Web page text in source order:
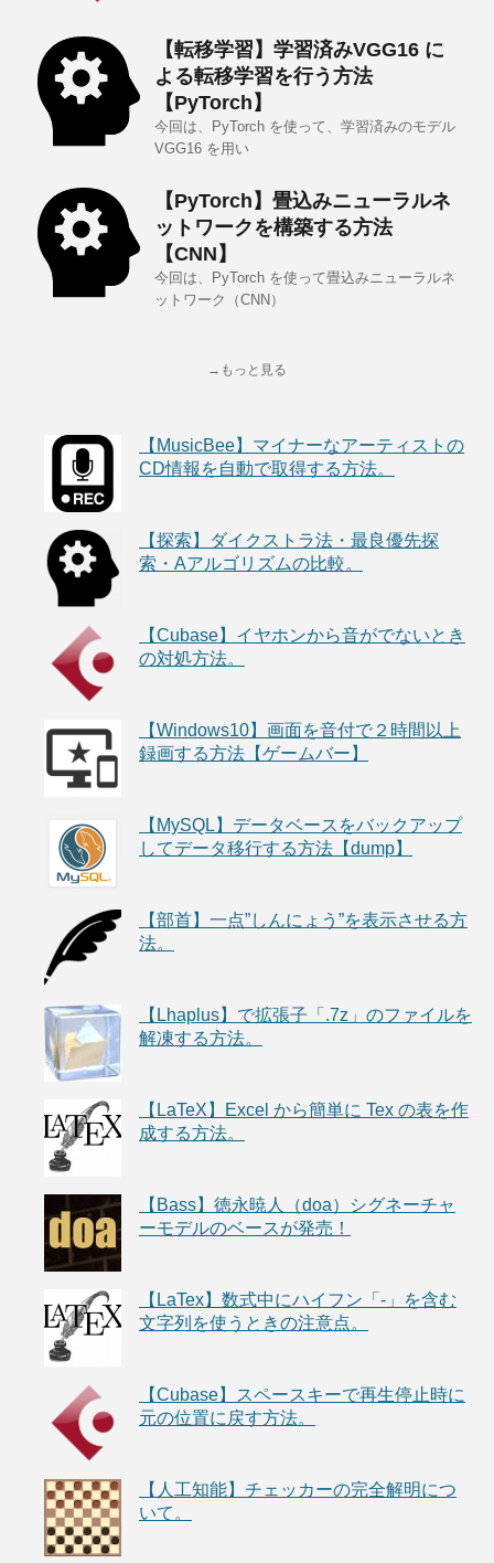
【転移学習】学習済みVGG16 に
よる転移学習を行う方法
【PyTorch】
今回は、PyTorch を使って、学習済みのモデル
VGG16 を用い
【PyTorch】畳込みニューラルネ
ットワークを構築する方法
【CNN】
今回は、PyTorch を使って畳込みニューラルネ
ットワーク（CNN）
→もっと見る
【MusicBee】マイナーなアーティストの
CD情報を自動で取得する方法。
【探索】ダイクストラ法・最良優先探
索・Aアルゴリズムの比較。
【Cubase】イヤホンから音がでないとき
の対処方法。
【Windows10】画面を音付で２時間以上
録画する方法【ゲームバー】
【MySQL】データベースをバックアップ
してデータ移行する方法【dump】
【部首】一点”しんにょう”を表示させる方
法。
【Lhaplus】で拡張子「.7z」のファイルを
解凍する方法。
【LaTeX】Excel から簡単に Tex の表を作
成する方法。
【Bass】徳永暁人（doa）シグネーチャ
ーモデルのベースが発売！
【LaTex】数式中にハイフン「-」を含む
文字列を使うときの注意点。
【Cubase】スペースキーで再生停止時に
元の位置に戻す方法。
【人工知能】チェッカーの完全解明につ
いて。